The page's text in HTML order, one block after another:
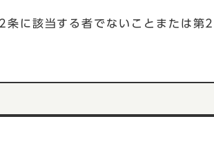
に該当する者でないことまたは第